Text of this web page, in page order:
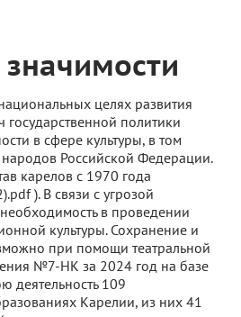
целях развития
политики
в сфере культуры, в том
народов Российской Федерации.
карелов с 1970 года
). В связи с угрозой
в проведении
культуры. Сохранение и
при помощи театральной
№7-НК за 2024 год на базе
деятельность 109
Карелии, из них 41